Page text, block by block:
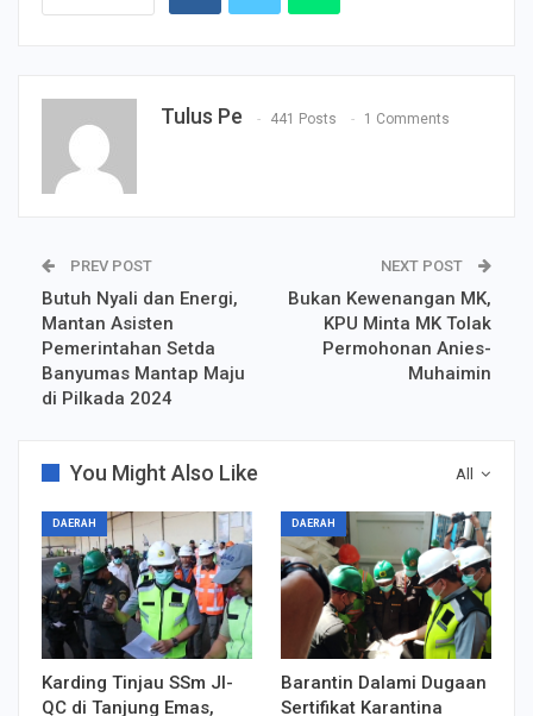
Tulus Pe 441 Posts 1 Comments
PREV POST
Butuh Nyali dan Energi,
Mantan Asisten
Pemerintahan Setda
Banyumas Mantap Maju
di Pilkada 2024
NEXT POST
Bukan Kewenangan MK,
KPU Minta MK Tolak
Permohonan Anies-
Muhaimin
All
You Might Also Like
DAERAH
Karding Tinjau SSm JI-
QC di Tanjung Emas,
DAERAH
Barantin Dalami Dugaan
Sertifikat Karantina